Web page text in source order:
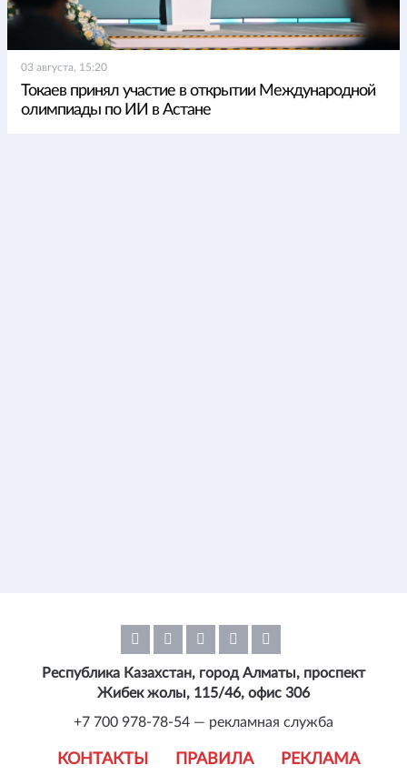
03 августа, 15:20
Токаев принял участие в открытии Международной
олимпиады по ИИ в Астане
КОНТАКТЫ ПРАВИЛА РЕКЛАМА
Республика Казахстан, город Алматы, проспект
Жибек жолы, 115/46, офис 306
+7 700 978-78-54 — рекламная служба